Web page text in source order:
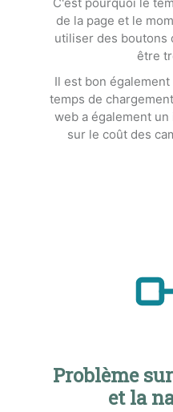
de la page et le
utiliser des boutons
être
Il est bon
temps de
web a également
sur le coût des
Problème
et la